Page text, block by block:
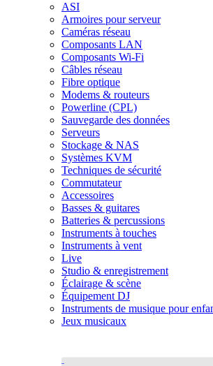
ASI
Armoires pour serveur
Caméras réseau
Composants LAN
Composants Wi-Fi
Câbles réseau
Fibre optique
Modems & routeurs
Powerline (CPL)
Sauvegarde des données
Serveurs
Stockage & NAS
Systèmes KVM
Techniques de sécurité
Commutateur
Accessoires
Basses & guitares
Batteries & percussions
Instruments à touches
Instruments à vent
Live
Studio & enregistrement
Éclairage & scène
Équipement DJ
Instruments de musique pour
Jeux musicaux